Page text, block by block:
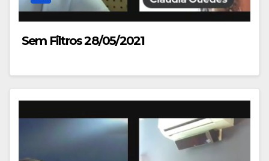
Sem Filtros 28/05/2021